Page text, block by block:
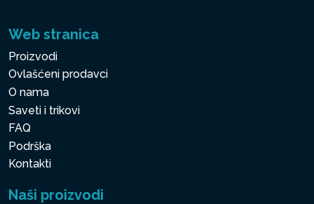
Web stranica
Proizvodi
Ovlašćeni prodavci
O nama
Saveti i trikovi
FAQ
Podrška
Kontakti
Naši proizvodi